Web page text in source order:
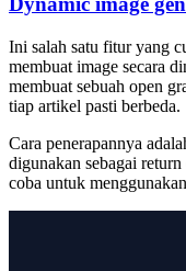
Ini salah satu fitur yang
membuat image secara
membuat sebuah open
tiap artikel pasti berbeda.
Cara penerapannya
digunakan sebagai return
coba untuk